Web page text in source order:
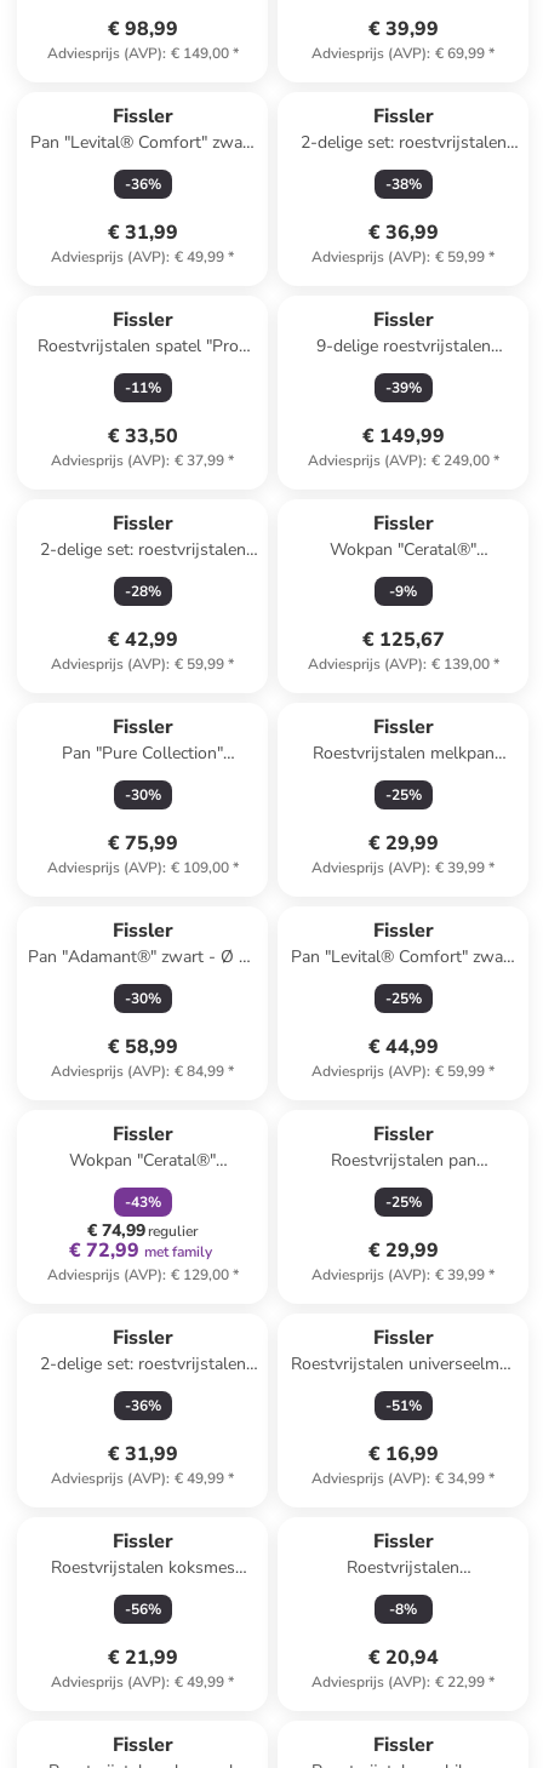
€ 98,99
Adviesprijs (AVP): € 149,00*
€ 39,99
Adviesprijs (AVP): € 69,99*
Fissler
Pan "Levital® Comfort" zwart
- Ø 20 cm
-36%
€ 31,99
Adviesprijs (AVP): € 49,99*
Fissler
2-delige set: roestvrijstalen
kookpan "Profi Collection®" -
Ø 14 cm
-38%
€ 36,99
Adviesprijs (AVP): € 59,99*
Fissler
Roestvrijstalen spatel "Profi
Collection®"
zwart/zilverkleurig
-11%
€ 33,50
Adviesprijs (AVP): € 37,99*
Fissler
9-delige roestvrijstalen
pannenset "San Francisco"
-39%
€ 149,99
Adviesprijs (AVP): € 249,00*
Fissler
2-delige set: roestvrijstalen
braadpan "Copenhagen" - Ø
20 cm
-28%
€ 42,99
Adviesprijs (AVP): € 59,99*
Fissler
Wokpan "Ceratal®"
grijs/crème - Ø 30 cm
-9%
€ 125,67
Adviesprijs (AVP): € 139,00*
Fissler
Pan "Pure Collection"
zilverkleurig - Ø 24 cm
-30%
€ 75,99
Adviesprijs (AVP): € 109,00*
Fissler
Roestvrijstalen melkpan
"Copenhagen" - Ø 14 cm
-25%
€ 29,99
Adviesprijs (AVP): € 39,99*
Fissler
Pan "Adamant®" zwart - Ø 20
cm
-30%
€ 58,99
Adviesprijs (AVP): € 84,99*
Fissler
Pan "Levital® Comfort" zwart
- Ø 24 cm
-25%
€ 44,99
Adviesprijs (AVP): € 59,99*
Fissler
Wokpan "Ceratal®"
grijs/crème - Ø 28 cm
-43%
€ 74,99regulier
€ 72,99 met family
Adviesprijs (AVP): € 129,00*
Fissler
Roestvrijstalen pan
zilverkleurig "Profi
Collection®" - Ø 16 cm
-25%
€ 29,99
Adviesprijs (AVP): € 39,99*
Fissler
2-delige set: roestvrijstalen
braadpan "Copenhagen" - Ø
16 cm
-36%
€ 31,99
Adviesprijs (AVP): € 49,99*
Fissler
Roestvrijstalen universeelmes
"Essential"
-51%
€ 16,99
Adviesprijs (AVP): € 34,99*
Fissler
Roestvrijstalen koksmes
"Essential"
-56%
€ 21,99
Adviesprijs (AVP): € 49,99*
Fissler
Roestvrijstalen
aardappelstamper "Essential"
-8%
€ 20,94
Adviesprijs (AVP): € 22,99*
Fissler Fissler